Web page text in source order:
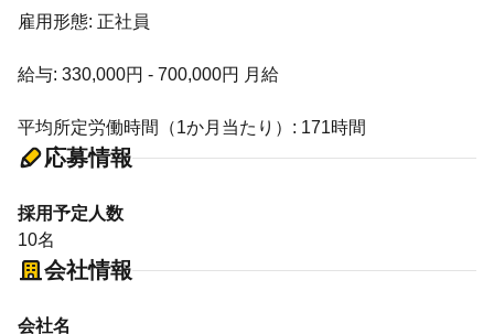
雇用形態: 正社員
給与: 330,000円 - 700,000円 月給
平均所定労働時間（1か月当たり）: 171時間
応募情報
採用予定人数
10名
会社情報
会社名